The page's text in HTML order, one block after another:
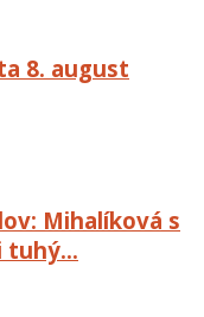
8. august
Mihalíková s
tuhý…